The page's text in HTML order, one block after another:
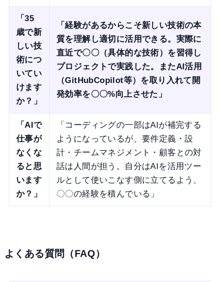
「35
歳で新
しい技
術につ
いてい
けます
か？」
「経験があるからこそ新しい技術の本
質を理解し適切に活用できる。実際に
直近で〇〇（具体的な技術）を習得し
プロジェクトで実践した。またAI活用
（GitHubCopilot等）を取り入れて開
発効率を〇〇%向上させた」
「AIで
仕事が
なくな
ると思
います
か？」
「コーディングの一部はAIが補完する
ようになっているが、要件定義・設
計・チームマネジメント・顧客との対
話は人間が担う。自分はAIを活用ツー
ルとして使いこなす側に立てるよう、
〇〇の経験を積んでいる」
よくある質問（FAQ）